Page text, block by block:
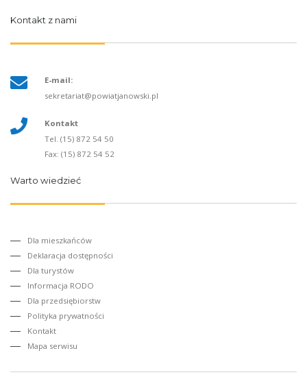
Kontakt z nami
E-mail:
sekretariat@powiatjanowski.pl
Kontakt
Tel. (15) 872 54 50
Fax: (15) 872 54 52
Warto wiedzieć
Dla mieszkańców
Deklaracja dostępności
Dla turystów
Informacja RODO
Dla przedsiębiorstw
Polityka prywatności
Kontakt
Mapa serwisu